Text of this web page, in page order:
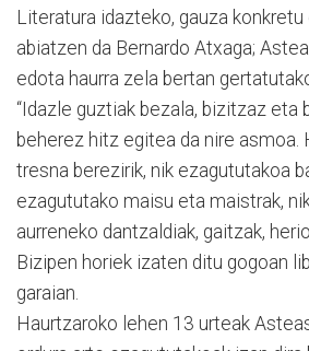
Literatura idazteko, gauza
abiatzen da Bernardo Atxaga;
edota haurra zela bertan
“Idazle guztiak bezala, bizitzaz eta
beherez hitz egitea da nire asmoa.
tresna berezirik, nik ezagututakoa
ezagututako maisu eta maistrak,
aurreneko dantzaldiak, gaitzak,
Bizipen horiek izaten ditu gogoan
garaian.
Haurtzaroko lehen 13 urteak